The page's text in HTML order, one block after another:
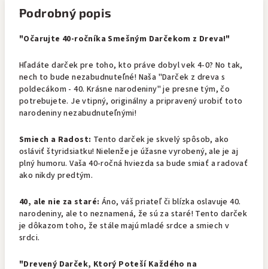
Podrobný popis
"Očarujte 40-ročníka Smešným Darčekom z Dreva!"
Hľadáte darček pre toho, kto práve dobyl vek 4-0? No tak,
nech to bude nezabudnuteľné! Naša "Darček z dreva s
poldecákom - 40. Krásne narodeniny" je presne tým, čo
potrebujete. Je vtipný, originálny a pripravený urobiť toto
narodeniny nezabudnuteľnými!
Smiech a Radost: Tento darček je skvelý spôsob, ako
osláviť štyridsiatku! Nielenže je úžasne vyrobený, ale je aj
plný humoru. Vaša 40-ročná hviezda sa bude smiať a radovať
ako nikdy predtým.
40, ale nie za staré: Áno, váš priateľ či blízka oslavuje 40.
narodeniny, ale to neznamená, že sú za staré! Tento darček
je dôkazom toho, že stále majú mladé srdce a smiech v
srdci.
"Drevený Darček, Ktorý Poteší Každého na